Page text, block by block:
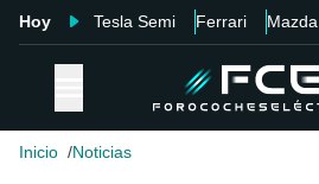
Hoy Tesla Semi Ferrari Mazda
Inicio Noticias